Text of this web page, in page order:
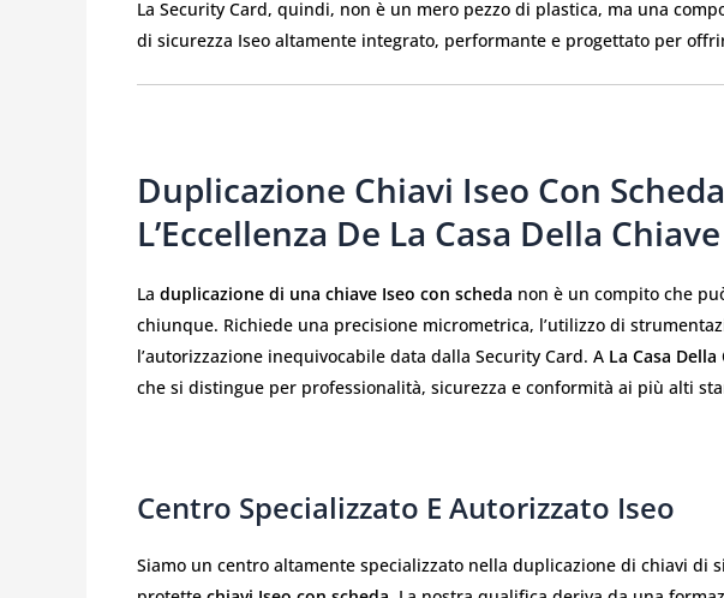
La Security Card, quindi, non è un mero pezzo di plastica, ma una
di sicurezza Iseo altamente integrato, performante e progettato per
Duplicazione Chiavi Iseo Con
L’Eccellenza De La Casa Della Chiave
La duplicazione di una chiave Iseo con scheda non è un compito che
chiunque. Richiede una precisione micrometrica, l’utilizzo di
l’autorizzazione inequivocabile data dalla Security Card. A La Casa
che si distingue per professionalità, sicurezza e conformità ai più alti
Centro Specializzato E Autorizzato Iseo
Siamo un centro altamente specializzato nella duplicazione di chiavi di